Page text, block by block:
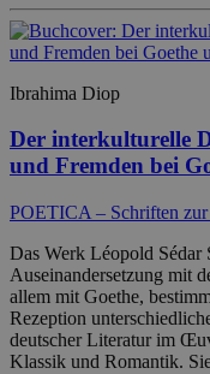
Ibrahima Diop
Der interkulturelle
und Fremden bei
POETICA – Schriften
Das Werk Léopold Sédar
Auseinandersetzung mit
allem mit Goethe,
Rezeption
deutscher Literatur im
Klassik und Romantik.